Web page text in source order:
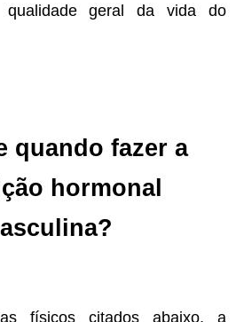
geral da vida do
quando fazer a
hormonal
físicos citados abaixo, a